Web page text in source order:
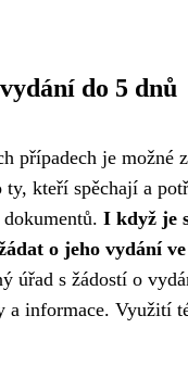
do 5 dnů
případech je možné
ty, kteří spěchají a
I když je
o jeho vydání
úřad s žádostí o
a informace. Využití